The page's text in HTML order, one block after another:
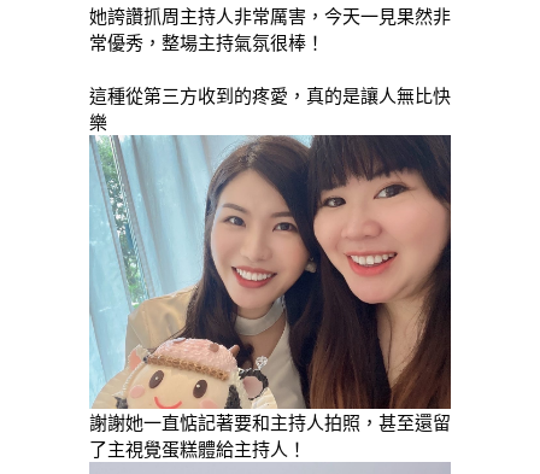
她誇讚抓周主持人非常厲害，今天一見果然非
常優秀，整場主持氣氛很棒！
這種從第三方收到的疼愛，真的是讓人無比快
樂
謝謝她一直惦記著要和主持人拍照，甚至還留
了主視覺蛋糕體給主持人！